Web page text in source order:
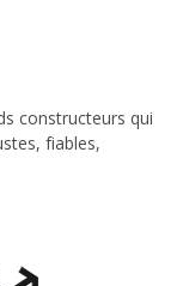
constructeurs qui
fiables,